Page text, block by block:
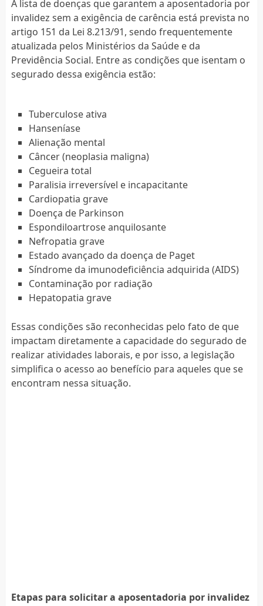
A lista de doenças que garantem a aposentadoria por
invalidez sem a exigência de carência está prevista no
artigo 151 da Lei 8.213/91, sendo frequentemente
atualizada pelos Ministérios da Saúde e da
Previdência Social. Entre as condições que isentam o
segurado dessa exigência estão:
Tuberculose ativa
Hanseníase
Alienação mental
Câncer (neoplasia maligna)
Cegueira total
Paralisia irreversível e incapacitante
Cardiopatia grave
Doença de Parkinson
Espondiloartrose anquilosante
Nefropatia grave
Estado avançado da doença de Paget
Síndrome da imunodeficiência adquirida (AIDS)
Contaminação por radiação
Hepatopatia grave
Essas condições são reconhecidas pelo fato de que
impactam diretamente a capacidade do segurado de
realizar atividades laborais, e por isso, a legislação
simplifica o acesso ao benefício para aqueles que se
encontram nessa situação.
Etapas para solicitar a aposentadoria por invalidez